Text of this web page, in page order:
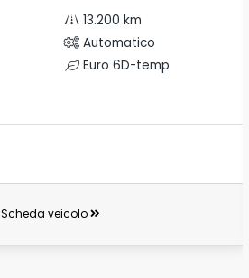
13.200 km
Automatico
Euro 6D-temp
Scheda veicolo